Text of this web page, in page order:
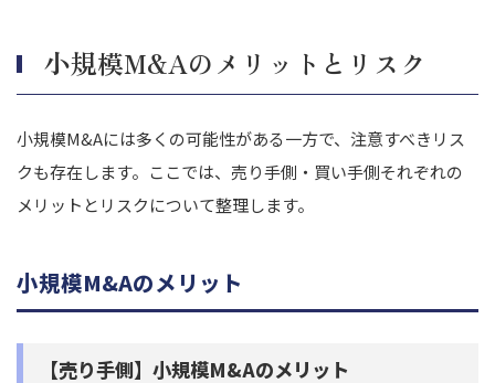
小規模M&Aのメリットとリスク
小規模M&Aには多くの可能性がある一方で、注意すべきリス
クも存在します。ここでは、売り手側・買い手側それぞれの
メリットとリスクについて整理します。
小規模M&Aのメリット
【売り手側】小規模M&Aのメリット